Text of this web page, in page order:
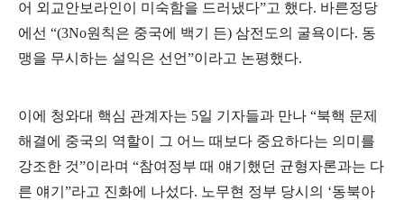
어 외교안보라인이 미숙함을 드러냈다”고 했다. 바른정당
에선 “(3No원칙은 중국에 백기 든) 삼전도의 굴욕이다. 동
맹을 무시하는 설익은 선언”이라고 논평했다.
이에 청와대 핵심 관계자는 5일 기자들과 만나 “북핵 문제
해결에 중국의 역할이 그 어느 때보다 중요하다는 의미를
강조한 것”이라며 “참여정부 때 얘기했던 균형자론과는 다
른 얘기 ”라고 진화에 나섰다. 노무현 정부 당시의 ‘동북아